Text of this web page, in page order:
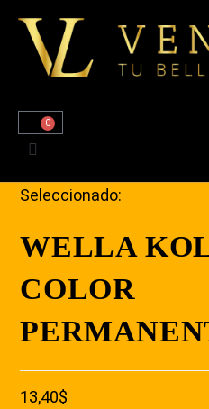
0
Seleccionado:
WELLA
COLOR
13,40$